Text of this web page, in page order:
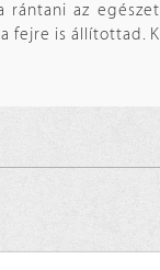
az
fejre is állítottad.